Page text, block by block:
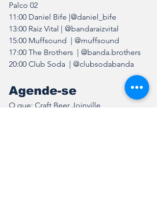
Palco 02
11:00 Daniel Bife |@daniel_bife
13:00 Raiz Vital | @bandaraizvital
15:00 Muffsound  | @muffsound
17:00 The Brothers  | @banda.brothers
20:00 Club Soda  | @clubsodabanda
Agende-se
O que: Craft Beer Joinville